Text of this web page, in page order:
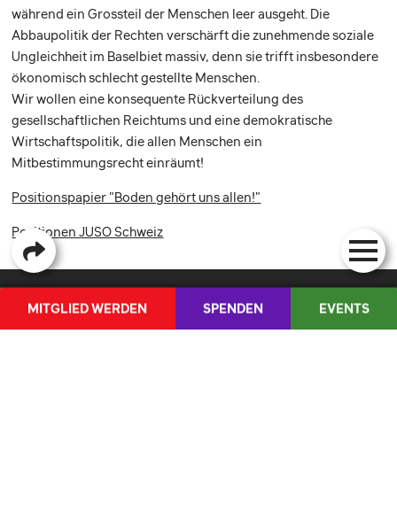
während ein Grossteil der Menschen leer ausgeht. Die
Abbaupolitik der Rechten verschärft die zunehmende soziale
Ungleichheit im Baselbiet massiv, denn sie trifft insbesondere
ökonomisch schlecht gestellte Menschen.
Wir wollen eine konsequente Rückverteilung des
gesellschaftlichen Reichtums und eine demokratische
Wirtschaftspolitik, die allen Menschen ein
Mitbestimmungsrecht einräumt!
Positionspapier "Boden gehört uns allen!"
Positionen JUSO Schweiz
DIE JUSO INHALTE
MITGLIED WERDEN SPENDEN EVENTS